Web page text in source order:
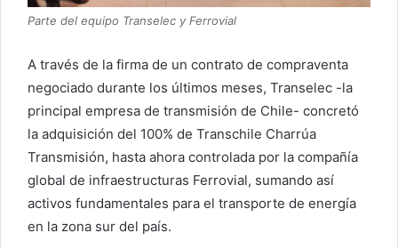
Parte del equipo Transelec y Ferrovial
A través de la firma de un contrato de compraventa
negociado durante los últimos meses, Transelec -la
principal empresa de transmisión de Chile- concretó
la adquisición del 100% de Transchile Charrúa
Transmisión, hasta ahora controlada por la compañía
global de infraestructuras Ferrovial, sumando así
activos fundamentales para el transporte de energía
en la zona sur del país.